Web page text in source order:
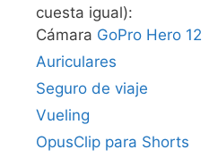
cuesta igual):
Cámara GoPro Hero 12
Auriculares
Seguro de viaje
Vueling
OpusClip para Shorts